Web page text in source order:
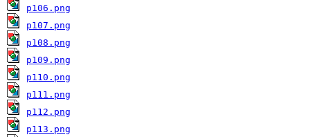
p106.png
p107.png
p108.png
p109.png
p110.png
p111.png
p112.png
p113.png